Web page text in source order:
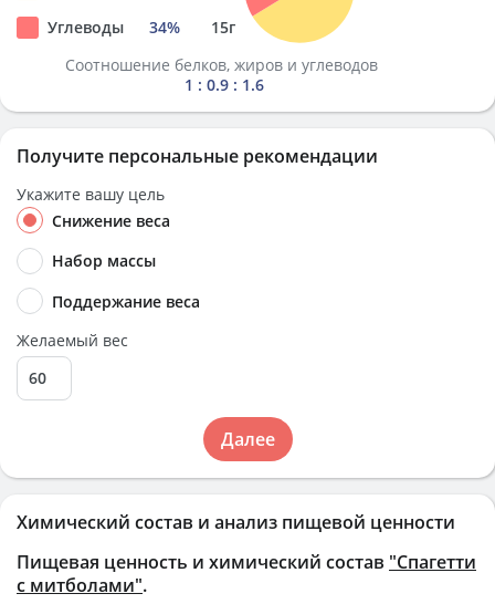
Химический состав и анализ пищевой ценности
Пищевая ценность и химический состав "Спагетти
с митболами".
Углеводы
34% 15г
Соотношение белков, жиров и углеводов
1 : 0.9 : 1.6
Получите персональные рекомендации
Укажите вашу цель
Снижение веса
Набор массы
Поддержание веса
Желаемый вес
Далее